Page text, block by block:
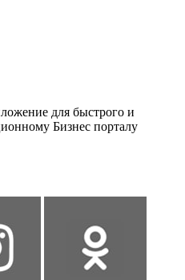
для быстрого и
Бизнес порталу